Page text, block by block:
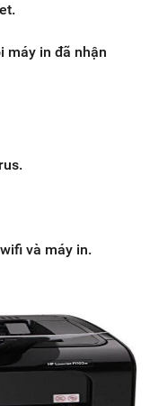
máy in đã nhận
và máy in.